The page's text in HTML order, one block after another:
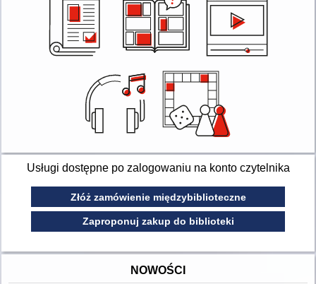
Usługi dostępne po zalogowaniu na konto czytelnika
Złóż zamówienie międzybiblioteczne
Zaproponuj zakup do biblioteki
NOWOŚCI